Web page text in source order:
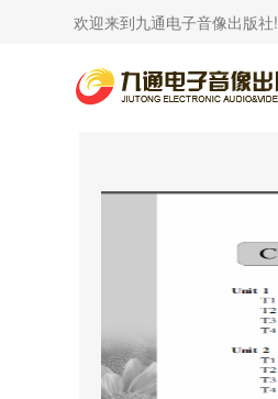
欢迎来到九通电子音像出版社!